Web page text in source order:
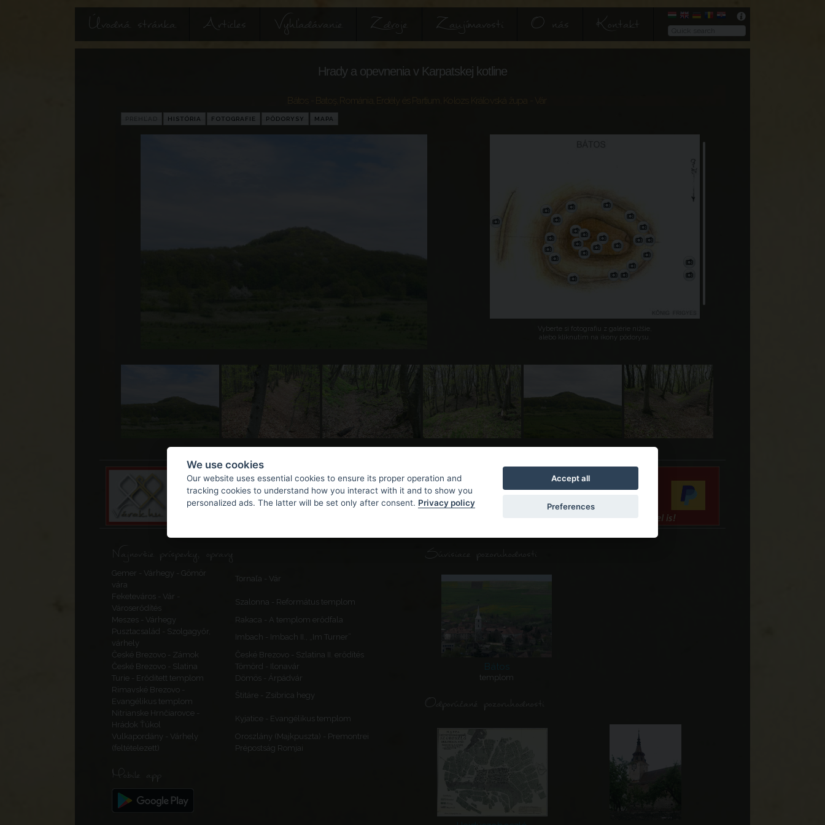
Úvodná stránka Articles Vyhľadávanie Zdroje Zaujímavosti O nás Kontakt
Hrady a opevnenia v Karpatskej kotline
Bátos - Batoş Románia Erdély és Partium Kolozs Kráľovská župa
HISTÓRIA FOTOGRAFIE PÔDORYSY MAPA
Vyberte si fotografiu z galérie nižšie,
alebo kliknutím na ikony pôdorysu.
Najnovšie príspevky, opravy
Gemer - Várhegy - Gömör
vára
Tornaľa - Vár
Feketeváros - Vár -
Városerődítés
Szalonna - Református templom
Meszes - Várhegy
Rakaca - A templom erődfala
Pusztacsalád - Szolgagyőr,
várhely
Imbach - Imbach II., „Im Turner”
České Brezovo - Zámok
České Brezovo - Szlatina II. erődítés
České Brezovo - Slatina
Tömörd - Ilonavár
Turie - Erődített templom
Dömös - Árpádvár
Rimavské Brezovo -
Evangélikus templom
Štitáre - Zsibrica hegy
Nitrianske Hrnčiarovce -
Hrádok Ťúkol
Kyjatice - Evangélikus templom
Vulkapordány - Várhely
(feltételezett)
Oroszlány (Majkpuszta) - Premontrei
Prépostság Romjai
Mobile app
Súvisiace pozoruhodnosti
Bátos
templom
Odporúčané pozoruhodnosti
We use cookies
Our website uses essential cookies to ensure its proper operation and
tracking cookies to understand how you interact with it and to show you
personalized ads. The latter will be set only after consent. Privacy policy
Accept all
Preferences